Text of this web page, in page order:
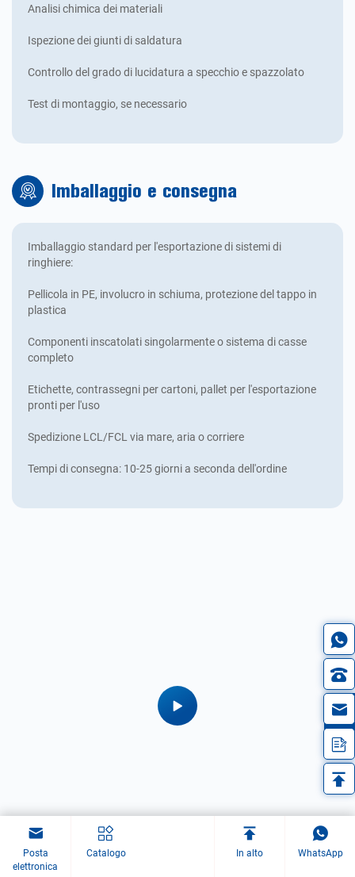
Analisi chimica dei materiali
Ispezione dei giunti di saldatura
Controllo del grado di lucidatura a specchio e spazzolato
Test di montaggio, se necessario
Imballaggio e consegna
Imballaggio standard per l'esportazione di sistemi di
ringhiere:
Pellicola in PE, involucro in schiuma, protezione del tappo in
plastica
Componenti inscatolati singolarmente o sistema di casse
completo
Etichette, contrassegni per cartoni, pallet per l'esportazione
pronti per l'uso
Spedizione LCL/FCL via mare, aria o corriere
Tempi di consegna: 10-25 giorni a seconda dell'ordine
Posta
elettronica
Catalogo In alto WhatsApp